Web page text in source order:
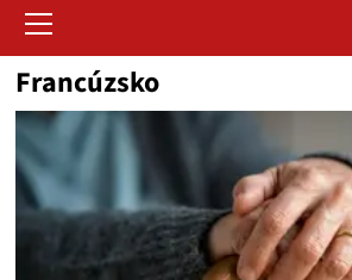
Menu
Francúzsko